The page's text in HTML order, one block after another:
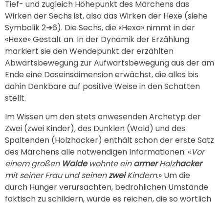
Tief- und zugleich Höhepunkt des Märchens das
Wirken der Sechs ist, also das Wirken der Hexe (siehe
Symbolik 2➜6). Die Sechs, die «Hexa» nimmt in der
«Hexe» Gestalt an. In der Dynamik der Erzählung
markiert sie den Wendepunkt der erzählten
Abwärtsbewegung zur Aufwärtsbewegung aus der am
Ende eine Daseinsdimension erwächst, die alles bis
dahin Denkbare auf positive Weise in den Schatten
stellt.
Im Wissen um den stets anwesenden Archetyp der
Zwei (zwei Kinder), des Dunklen (Wald) und des
Spaltenden (Holzhacker) enthält schon der erste Satz
des Märchens alle notwendigen Informationen: «Vor
einem großen Waldewohnte einarmerHolzhacker
mit seiner Frau und seinenzweiKindern.» Um die
durch Hunger verursachten, bedrohlichen Umstände
faktisch zu schildern, würde es reichen, die so wörtlich